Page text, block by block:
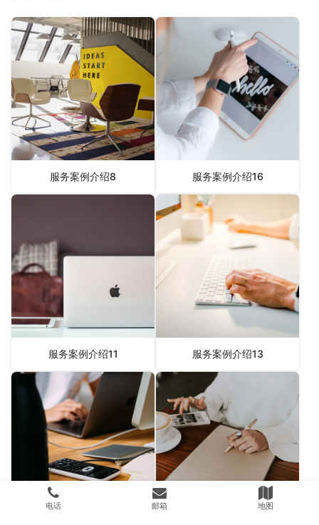
服务案例介绍8 服务案例介绍16
服务案例介绍11 服务案例介绍13
电话 邮箱 地图